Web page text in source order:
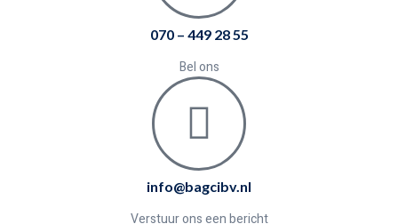
070 – 449 28 55
Bel ons
info@bagcibv.nl
Verstuur ons een bericht